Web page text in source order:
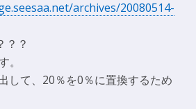
archives/20080514-
？？
。
して、20％を0％に置換するため